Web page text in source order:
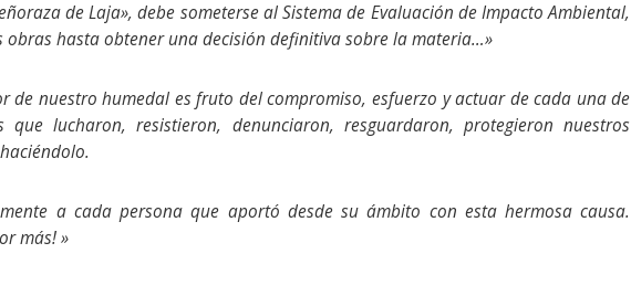
de Laja», debe someterse al Sistema de Evaluación de Impacto Ambiental,
obras hasta obtener una decisión definitiva sobre la materia…»
de nuestro humedal es fruto del compromiso, esfuerzo y actuar de cada una de
que lucharon, resistieron, denunciaron, resguardaron, protegieron nuestros
a cada persona que aportó desde su ámbito con esta hermosa causa.
más! »